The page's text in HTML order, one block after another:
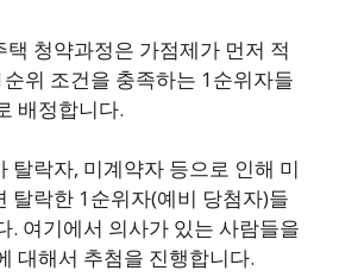
청약과정은 가점제가 먼저 적
위 조건을 충족하는 1순위자들
배정합니다.
탈락자, 미계약자 등으로 인해 미
탈락한 1순위자(예비 당첨자)들
. 여기에서 의사가 있는 사람들을
대해서 추첨을 진행합니다.